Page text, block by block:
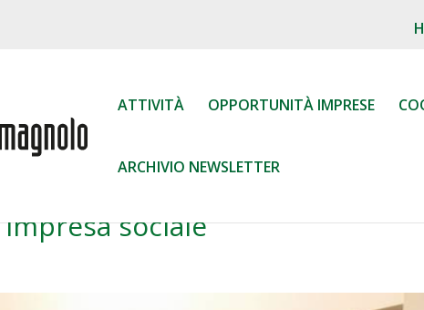
ATTIVITÀ OPPORTUNITÀ IMPRESE
ARCHIVIO NEWSLETTER
sociale